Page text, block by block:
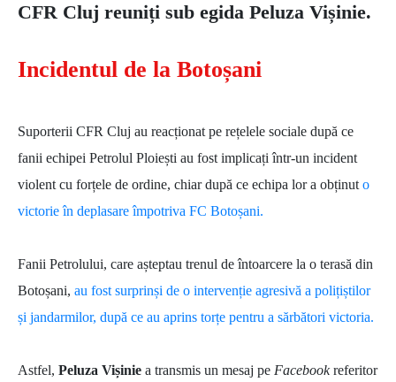
CFR Cluj reuniți sub egida Peluza Vișinie.
Incidentul de la Botoșani
Suporterii CFR Cluj au reacționat pe rețelele sociale după ce
fanii echipei Petrolul Ploiești au fost implicați într-un incident
violent cu forțele de ordine, chiar după ce echipa lor a obținut o
victorie în deplasare împotriva FC Botoșani.
Fanii Petrolului, care așteptau trenul de întoarcere la o terasă din
Botoșani, au fost surprinși de o intervenție agresivă a polițiștilor
și jandarmilor, după ce au aprins torțe pentru a sărbători victoria.
Astfel, Peluza Vișinie a transmis un mesaj pe Facebookreferitor